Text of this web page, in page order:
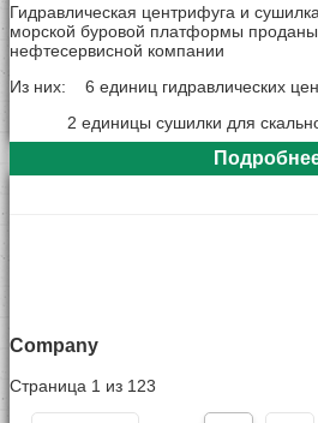
Гидравлическая центрифуга и
морской буровой платформы проданы
нефтесервисной компании
Из них: 6 единиц гидравлических
2 единицы сушилки для
Винтовые насосы: 8
Company
Страница 1 из 123